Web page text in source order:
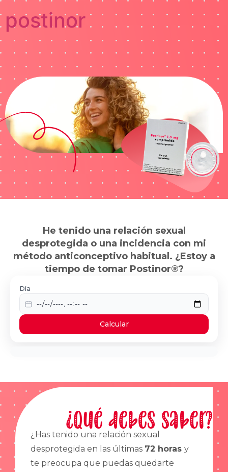
postinor
He tenido una relación sexual
desprotegida o una incidencia con mi
método anticonceptivo habitual. ¿Estoy a
tiempo de tomar Postinor®?
Día
Calcular
¿Qué debes saber?
¿Has tenido una relación sexual
desprotegida en las últimas 72 horas y
te preocupa que puedas quedarte